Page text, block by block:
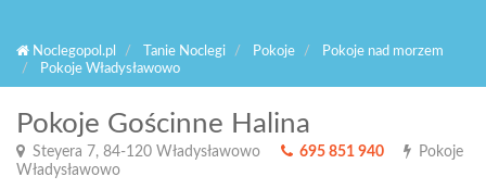
Noclegopol.pl Tanie Noclegi Pokoje
Pokoje nad morzem
Pokoje Władysławowo
Pokoje Gościnne Halina
Steyera 7, 84-120 Władysławowo 695 851 940
Pokoje
Władysławowo